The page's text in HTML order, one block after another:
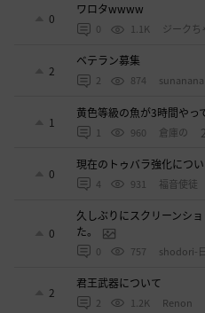
0
ワロタwwww
0 1.1K ジークち
2
ベテラン募集
2 874 sunanana
1
黄色等級の魚が3時間やっ
1 960 倉庫の
0
現在のトゥバラ強化につ
4 931 福音使徒
0
久しぶりにスクリーンシ
た。
0 757 shodori-
2
君王武器について
2 1.2K Renon